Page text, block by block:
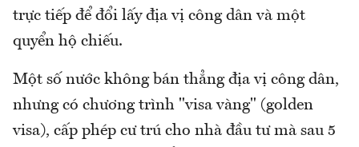
trực tiếp để đổi lấy địa vị công dân và một
quyển hộ chiếu.
Một số nước không bán thẳng địa vị công dân,
nhưng có chương trình "visa vàng" (golden
visa), cấp phép cư trú cho nhà đầu tư mà sau 5